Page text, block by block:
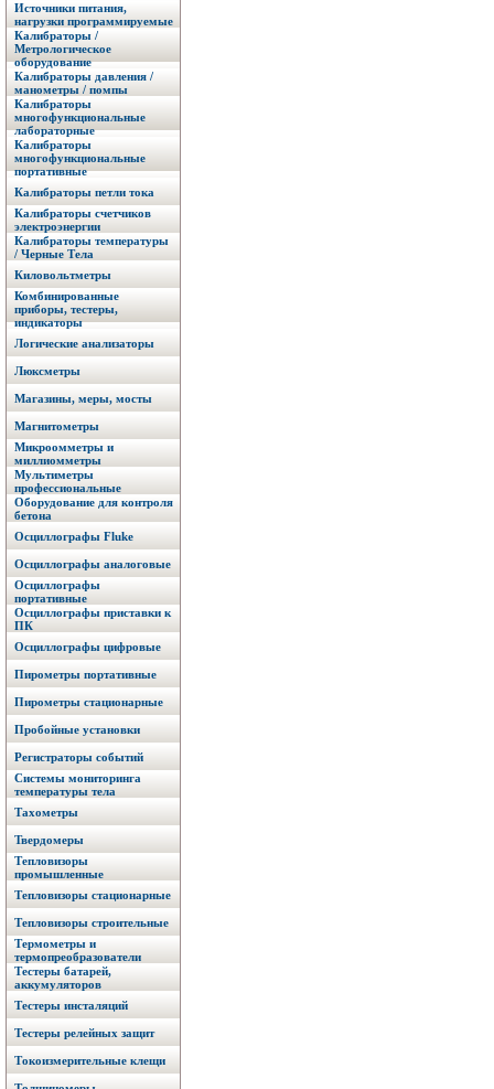
Источники питания,
нагрузки программируемые
Калибраторы /
Метрологическое
оборудование
Калибраторы давления /
манометры / помпы
Калибраторы
многофункциональные
лабораторные
Калибраторы
многофункциональные
портативные
Калибраторы петли тока
Калибраторы счетчиков
электроэнергии
Калибраторы температуры
/ Черные Тела
Киловольтметры
Комбинированные
приборы, тестеры,
индикаторы
Логические анализаторы
Люксметры
Магазины, меры, мосты
Магнитометры
Микроомметры и
миллиомметры
Мультиметры
профессиональные
Оборудование для контроля
бетона
Осциллографы Fluke
Осциллографы аналоговые
Осциллографы
портативные
Осциллографы приставки к
ПК
Осциллографы цифровые
Пирометры портативные
Пирометры стационарные
Пробойные установки
Регистраторы событий
Системы мониторинга
температуры тела
Тахометры
Твердомеры
Тепловизоры
промышленные
Тепловизоры стационарные
Тепловизоры строительные
Термометры и
термопреобразователи
Тестеры батарей,
аккумуляторов
Тестеры инсталяций
Тестеры релейных защит
Токоизмерительные клещи